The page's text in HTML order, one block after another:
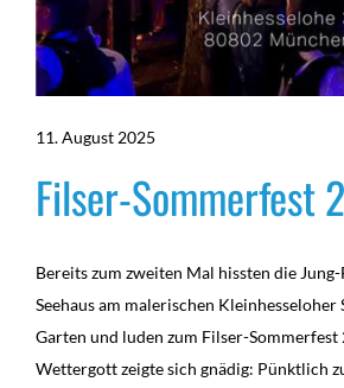
11. August 2025
Filser-Sommerfest
Bereits zum zweiten Mal hissten die
Seehaus am malerischen Kleinhesseloher
Garten und luden zum Filser-Sommerfest
Wettergott zeigte sich gnädig: Pünktlich